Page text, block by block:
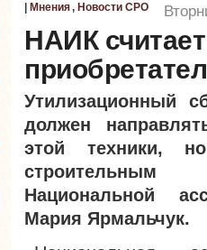
Мнения, Новости СРО
НАИК
Утилизационный
должен
этой техники,
строительным
Национальной
Мария Ярмальчук.